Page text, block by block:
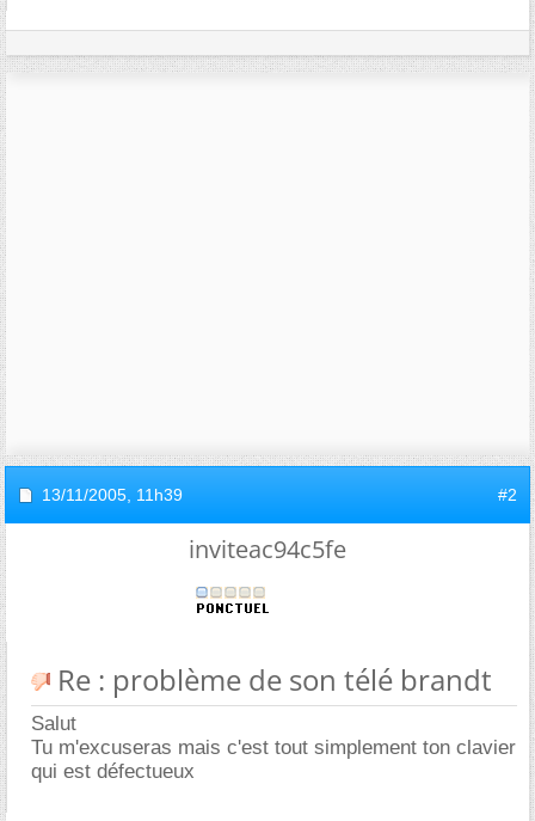
13/11/2005, 11h39 #2
inviteac94c5fe
Re : problème de son télé brandt
Salut
Tu m'excuseras mais c'est tout simplement ton clavier
qui est défectueux